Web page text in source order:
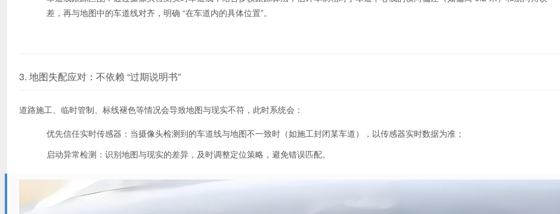
差，再与地图中的车道线对齐，明确 “在车道内的具体位置”。
3. 地图失配应对：不依赖 “过期说明书”
道路施工、临时管制、标线褪色等情况会导致地图与现实不符，此时系统会：
优先信任实时传感器：当摄像头检测到的车道线与地图不一致时（如施工封闭某车道），以传感器实时数据为准；
启动异常检测：识别地图与现实的差异，及时调整定位策略，避免错误匹配。